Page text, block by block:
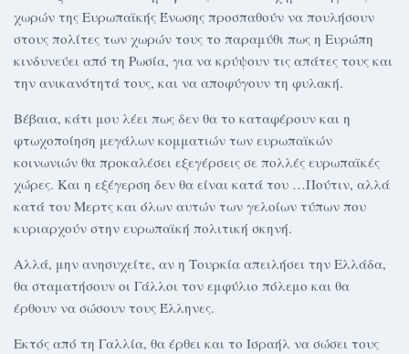
χωρών της Ευρωπαϊκής Ένωσης προσπαθούν να πουλήσουν
στους πολίτες των χωρών τους το παραμύθι πως η Ευρώπη
κινδυνεύει από τη Ρωσία, για να κρύψουν τις απάτες τους και
την ανικανότητά τους, και να αποφύγουν τη φυλακή.
Βέβαια, κάτι μου λέει πως δεν θα το καταφέρουν και η
φτωχοποίηση μεγάλων κομματιών των ευρωπαϊκών
κοινωνιών θα προκαλέσει εξεγέρσεις σε πολλές ευρωπαϊκές
χώρες. Και η εξέγερση δεν θα είναι κατά του …Πούτιν, αλλά
κατά του Μερτς και όλων αυτών των γελοίων τύπων που
κυριαρχούν στην ευρωπαϊκή πολιτική σκηνή.
Αλλά, μην ανησυχείτε, αν η Τουρκία απειλήσει την Ελλάδα,
θα σταματήσουν οι Γάλλοι τον εμφύλιο πόλεμο και θα
έρθουν να σώσουν τους Έλληνες.
Εκτός από τη Γαλλία, θα έρθει και το Ισραήλ να σώσει τους